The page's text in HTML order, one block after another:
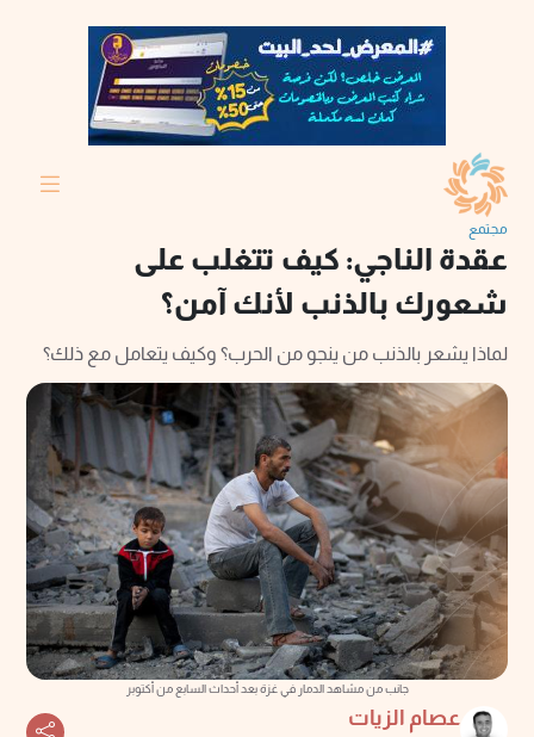
مجتمع
عقدة الناجي: كيف تتغلب على
شعورك بالذنب لأنك آمن؟
لماذا يشعر بالذنب من ينجو من الحرب؟ وكيف يتعامل مع ذلك؟
جانب من مشاهد الدمار في غزة بعد أحداث السابع من أكتوبر
عصام الزيات